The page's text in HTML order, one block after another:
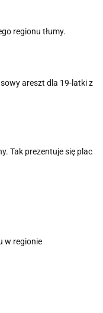
regionu tłumy.
areszt dla 19-latki z
Tak prezentuje się plac
w regionie